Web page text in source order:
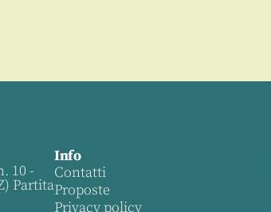
10 -
Partita
Info
Contatti
Proposte
Privacy policy